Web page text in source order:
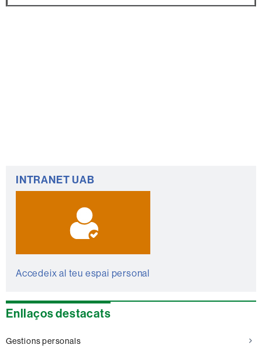
Informació
complementària
INTRANET UAB
Accedeix al teu espai personal
Enllaços destacats
Gestions personals